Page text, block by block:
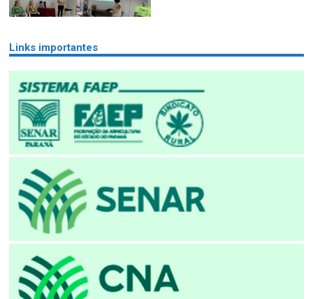
Links importantes